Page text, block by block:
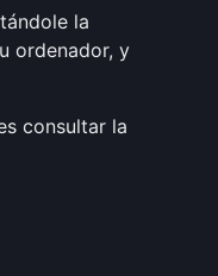
la
ordenador, y
consultar la